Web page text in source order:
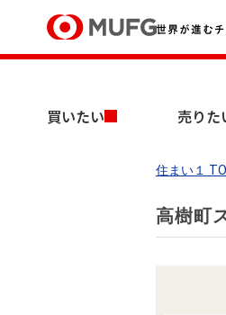
買いたい 売りた
買いたいTOP
売りたいTOP
店舗案内TOP
会社情報TOP
採用情報TOP
売りたい
住まい１
高樹町